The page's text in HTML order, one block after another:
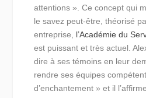
attentions ». Ce concept qui
le savez peut-être, théorisé
entreprise, l’Académie du
est puissant et très actuel.
dire à ses témoins en leur
rendre ses équipes
d’enchantement » et il